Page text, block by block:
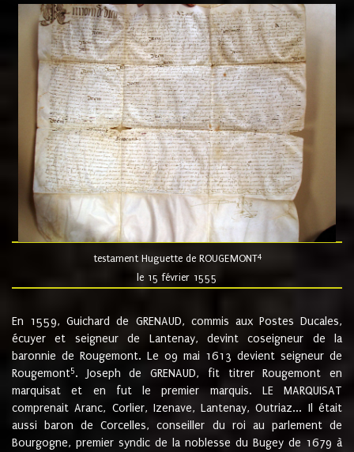
testament Huguette de ROUGEMONT4
le 15 février 1555
En 1559, Guichard de GRENAUD, commis aux Postes Ducales,
écuyer et seigneur de Lantenay, devint coseigneur de la
baronnie de Rougemont. Le 09 mai 1613 devient seigneur de
Rougemont5. Joseph de GRENAUD, fit titrer Rougemont en
marquisat et en fut le premier marquis. LE MARQUISAT
comprenait Aranc, Corlier, Izenave, Lantenay, Outriaz... Il était
aussi baron de Corcelles, conseiller du roi au parlement de
Bourgogne, premier syndic de la noblesse du Bugey de 1679 à